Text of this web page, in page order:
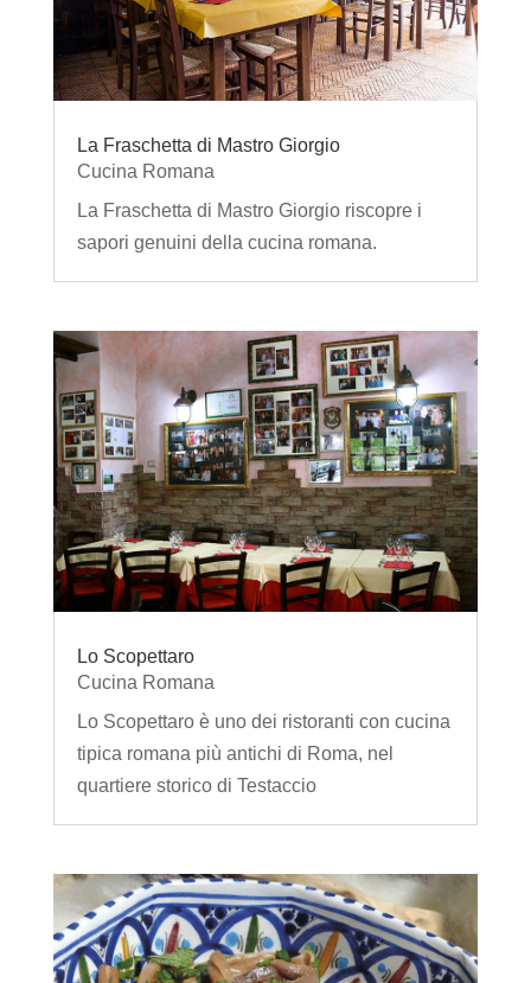
La Fraschetta di Mastro Giorgio
Cucina Romana
La Fraschetta di Mastro Giorgio riscopre i
sapori genuini della cucina romana.
Lo Scopettaro
Cucina Romana
Lo Scopettaro è uno dei ristoranti con cucina
tipica romana più antichi di Roma, nel
quartiere storico di Testaccio